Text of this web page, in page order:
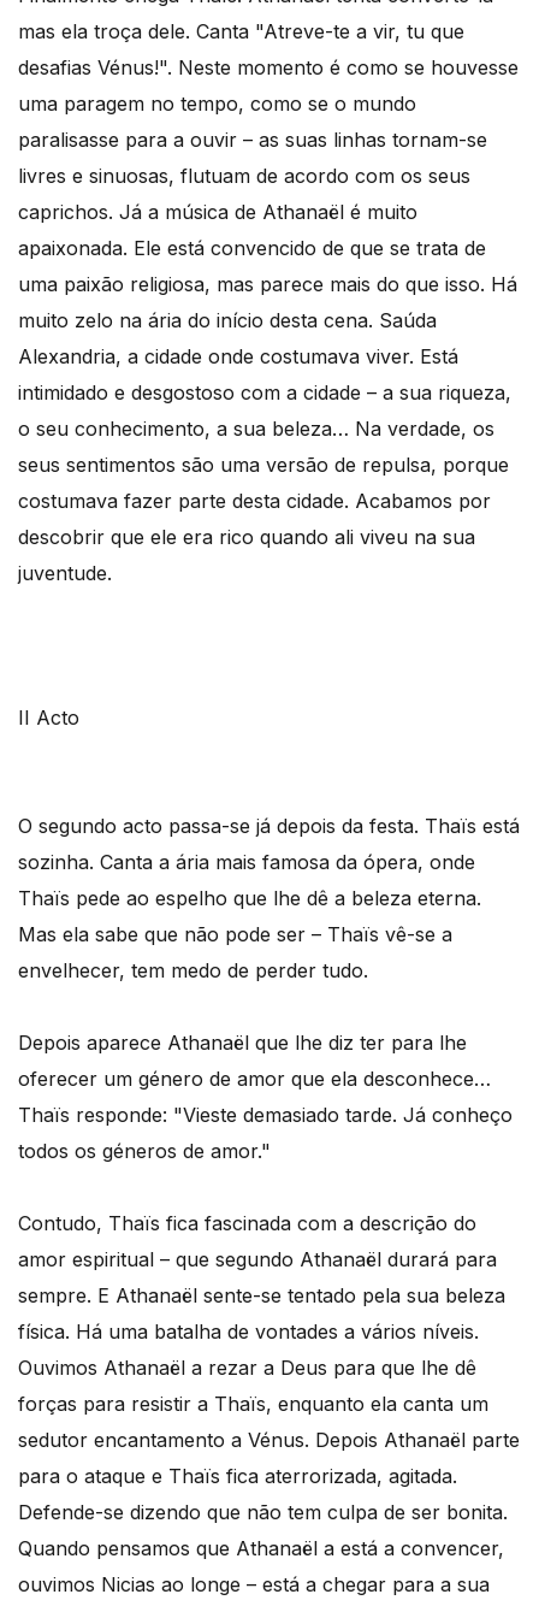
mas ela troça dele. Canta "Atreve-te a vir, tu que
desafias Vénus!". Neste momento é como se houvesse
uma paragem no tempo, como se o mundo
paralisasse para a ouvir – as suas linhas tornam-se
livres e sinuosas, flutuam de acordo com os seus
caprichos. Já a música de Athanaël é muito
apaixonada. Ele está convencido de que se trata de
uma paixão religiosa, mas parece mais do que isso. Há
muito zelo na ária do início desta cena. Saúda
Alexandria, a cidade onde costumava viver. Está
intimidado e desgostoso com a cidade – a sua riqueza,
o seu conhecimento, a sua beleza… Na verdade, os
seus sentimentos são uma versão de repulsa, porque
costumava fazer parte desta cidade. Acabamos por
descobrir que ele era rico quando ali viveu na sua
juventude.
II Acto
O segundo acto passa-se já depois da festa. Thaïs está
sozinha. Canta a ária mais famosa da ópera, onde
Thaïs pede ao espelho que lhe dê a beleza eterna.
Mas ela sabe que não pode ser – Thaïs vê-se a
envelhecer, tem medo de perder tudo.
Depois aparece Athanaël que lhe diz ter para lhe
oferecer um género de amor que ela desconhece…
Thaïs responde: "Vieste demasiado tarde. Já conheço
todos os géneros de amor."
Contudo, Thaïs fica fascinada com a descrição do
amor espiritual – que segundo Athanaël durará para
sempre. E Athanaël sente-se tentado pela sua beleza
física. Há uma batalha de vontades a vários níveis.
Ouvimos Athanaël a rezar a Deus para que lhe dê
forças para resistir a Thaïs, enquanto ela canta um
sedutor encantamento a Vénus. Depois Athanaël parte
para o ataque e Thaïs fica aterrorizada, agitada.
Defende-se dizendo que não tem culpa de ser bonita.
Quando pensamos que Athanaël a está a convencer,
ouvimos Nicias ao longe – está a chegar para a sua